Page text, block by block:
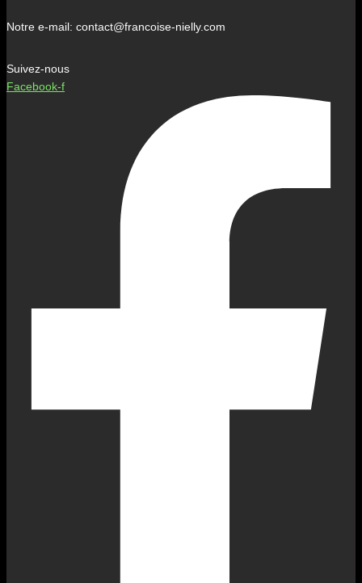
Notre e-mail: contact@francoise-nielly.com
Suivez-nous
Facebook-f